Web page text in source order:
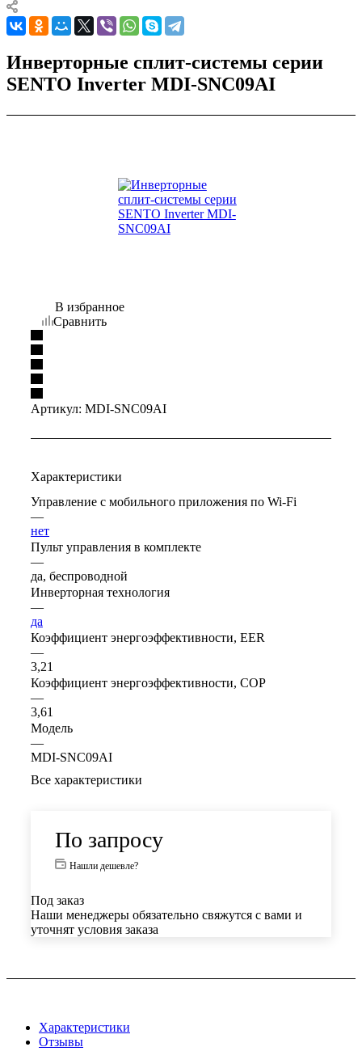
Инверторные сплит-системы серии
SENTO Inverter MDI-SNC09AI
В избранное
Сравнить
Артикул: MDI-SNC09AI
Характеристики
Управление c мобильного приложения по Wi-Fi
—
нет
Пульт управления в комплекте
—
да, беспроводной
Инверторная технология
—
да
Коэффициент энергоэффективности, EER
—
3,21
Коэффициент энергоэффективности, COP
—
3,61
Модель
—
MDI-SNC09AI
Все характеристики
По запросу
Нашли дешевле?
Под заказ
Наши менеджеры обязательно свяжутся с вами и
уточнят условия заказа
Характеристики
Отзывы